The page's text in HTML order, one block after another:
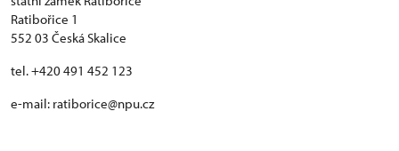
Ratibořice 1
552 03 Česká Skalice
tel. +420 491 452 123
e-mail: ratiborice@npu.cz